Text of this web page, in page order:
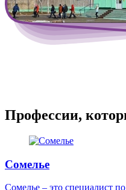
Профессии,
Сомелье
Сомелье – это специалист